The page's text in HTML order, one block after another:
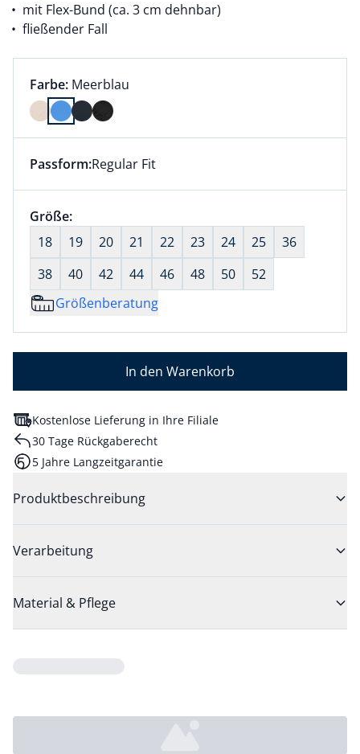
mit Flex-Bund (ca. 3 cm dehnbar)
fließender Fall
Farbauswahl:
Farbe: aktuell ausgewählt:
Meerblau
Farbe Meerblau ausgewählt
Dieser Artikel hat die Passform Regular Fit. für
Passform:Regular Fit
Größenauswahl:
Größe:nichts ausgewählt
18
19 20 21 22 23 24 25
36
38
40 42 44 46 48 50
52
Größenberatung
In den Warenkorb
Kostenlose Lieferung in Ihre Filiale
30 Tage Rückgaberecht
5 Jahre Langzeitgarantie
Produktbeschreibung
Verarbeitung
Material & Pflege